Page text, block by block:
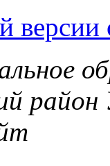
версии
район